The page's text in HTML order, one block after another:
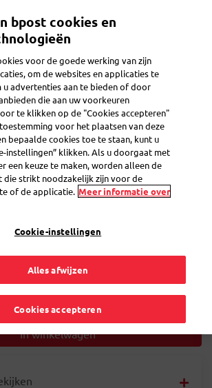
Mijn account
bpost cookies en
voor de goede werking van zijn
om de websites en applicaties te
u advertenties aan te bieden of door
die aan uw voorkeuren
te klikken op de "Cookies accepteren"
voor het plaatsen van deze
bepaalde cookies toe te staan, kunt u
instellingen” klikken. Als u doorgaat met
een keuze te maken, worden alleen de
die strikt noodzakelijk zijn voor de
of de applicatie. Meer informatie over
Cookie-instellingen
Alles afwijzen
Cookies accepteren